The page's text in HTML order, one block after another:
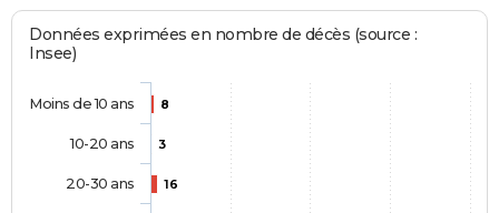
Données exprimées en nombre de décès (source :
Insee)
8
3
16
Moins de 10 ans
10-20 ans
20-30 ans